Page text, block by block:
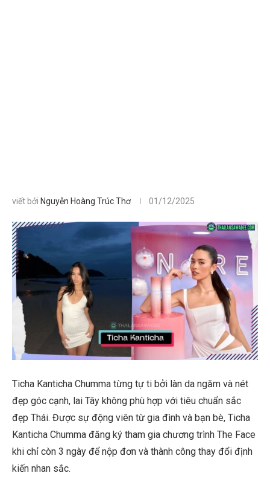
viết bởi Nguyễn Hoàng Trúc Thơ 01/12/2025
Ticha Kanticha Chumma từng tự ti bởi làn da ngăm và nét
đẹp góc cạnh, lai Tây không phù hợp với tiêu chuẩn sắc
đẹp Thái. Được sự động viên từ gia đình và bạn bè, Ticha
Kanticha Chumma đăng ký tham gia chương trình The Face
khi chỉ còn 3 ngày để nộp đơn và thành công thay đổi định
kiến nhan sắc.